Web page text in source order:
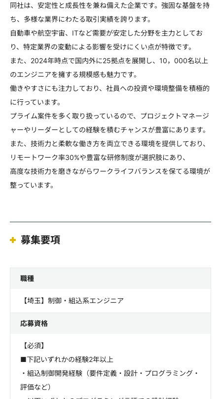
同社は、安定性と成長性を兼ね備えた企業です。強固な基盤を持
ち、多様な業界にわたる取引実績を誇ります。
自動車や航空宇宙、ITなど需要が安定した分野を主力としてお
り、特定業界の変動による影響を受けにくい点が特徴です。
また、2024年時点で国内外に25拠点を展開し、10，000名以上
のエンジニアを擁する規模感も魅力です。
働きやすさにも注力しており、社員への投資や環境整備を積極的
に行っています。
プライム案件を多く取り扱っているので、プロジェクトマネージ
ャーやリーダーとしての経験を積むチャンスが豊富にあります。
また、技術力と柔軟な働き方を両立できる環境を提供しており、
リモートワーク率30%や豊富な研修制度が選択肢にあり、
高度な技術力を磨きながらワークライフバランスを保てる環境が
整っています。
募集要項
職種
【埼玉】制御・組込系エンジニア
応募資格
【必須】
■下記いずれかの経験2年以上
・組込制御開発経験（要件定義・設計・プログラミング・
評価など）